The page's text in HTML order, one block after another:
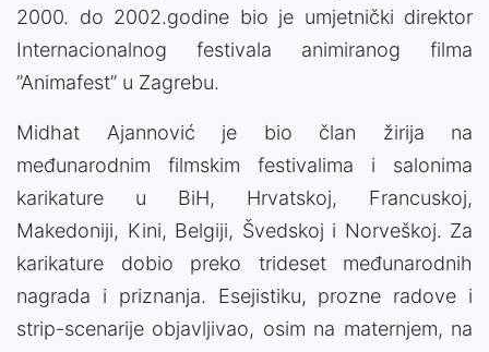
2000. do 2002.godine bio je umjetnički direktor
Internacionalnog festivala animiranog filma
”Animafest” u Zagrebu.
Midhat Ajannović je bio član žirija na
međunarodnim filmskim festivalima i salonima
karikature u BiH, Hrvatskoj, Francuskoj,
Makedoniji, Kini, Belgiji, Švedskoj i Norveškoj. Za
karikature dobio preko trideset međunarodnih
nagrada i priznanja. Esejistiku, prozne radove i
strip-scenarije objavljivao, osim na maternjem, na